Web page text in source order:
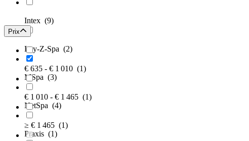
Intex (9)
Lay-Z-Spa (2)
MSpa (3)
NetSpa (4)
Praxis (1)
Prix
€ 635 - € 1 010 (1)
€ 1 010 - € 1 465 (1)
≥ € 1 465 (1)